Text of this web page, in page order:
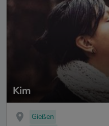
Kim
Gießen